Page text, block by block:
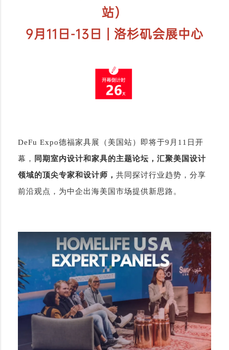
站）
9月11日-13日 | 洛杉矶会展中心
DeFu Expo德福家具展（美国站）即将于9月11日开
幕，
同期室内设计和家具的主题论坛，汇聚美国设计
领域的顶尖专家和设计师， 共同探讨行业趋势，分享
前沿观点，为中企出海美国市场提供新思路。